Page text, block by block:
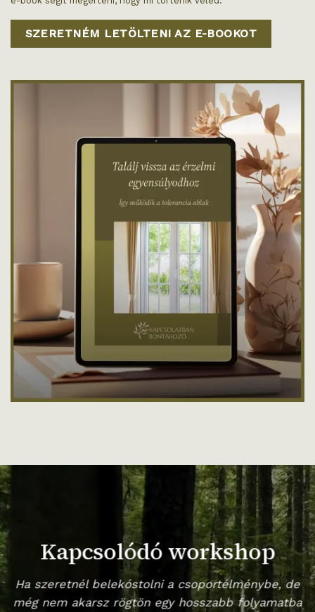
SZERETNÉM LETÖLTENI AZ E-BOOKOT
Kapcsolódó workshop
Ha szeretnél belekóstolni a csoportélménybe, de
még nem akarsz rögtön egy hosszabb folyamatba